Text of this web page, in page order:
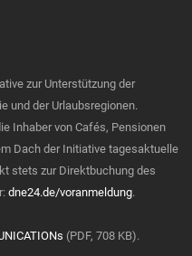
zur Unterstützung der
und der Urlaubsregionen.
Inhaber von Cafés, Pensionen
Dach der Initiative tagesaktuelle
stets zur Direktbuchung des
dne24.de/voranmeldung.
(PDF, 708 KB).